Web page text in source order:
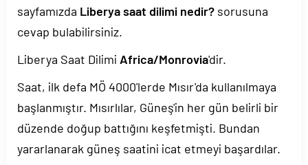
sayfamızda Liberya saat dilimi nedir? sorusuna
cevap bulabilirsiniz.
Liberya Saat Dilimi Africa/Monrovia'dir.
Saat, ilk defa MÖ 4000'lerde Mısır'da kullanılmaya
başlanmıştır. Mısırlılar, Güneş'in her gün belirli bir
düzende doğup battığını keşfetmişti. Bundan
yararlanarak güneş saatini icat etmeyi başardılar.